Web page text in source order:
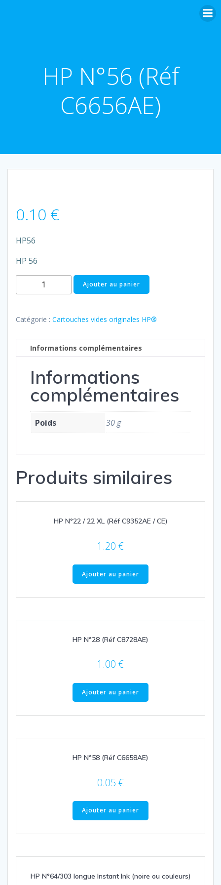
HP N°56 (Réf
C6656AE)
0.10 €
HP56
HP 56
quantité
de
N°56
C6656AE)
Ajouter au panier
Catégorie : Cartouches vides originales HP®
Informations complémentaires
Informations
complémentaires
Poids 30 g
Produits similaires
HP N°22 / 22 XL (Réf C9352AE / CE)
1.20 €
Ajouter au panier
HP N°28 (Réf C8728AE)
1.00 €
Ajouter au panier
HP N°58 (Réf C6658AE)
0.05 €
Ajouter au panier
HP N°64/303 longue Instant Ink (noire ou couleurs)